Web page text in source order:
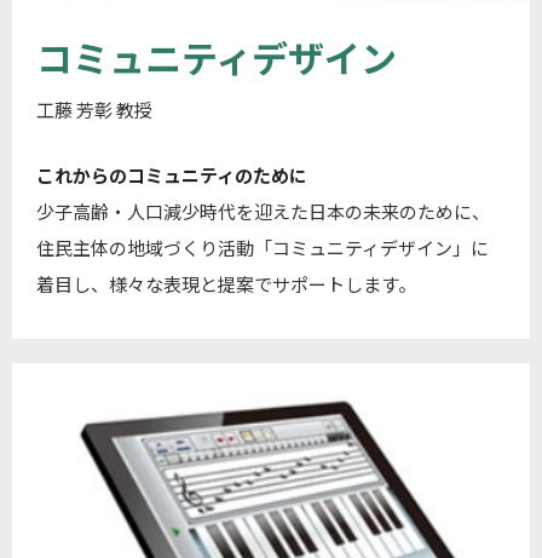
コミュニティデザイン
工藤 芳彰 教授
これからのコミュニティのために
少子高齢・人口減少時代を迎えた日本の未来のために、
住民主体の地域づくり活動「コミュニティデザイン」に
着目し、様々な表現と提案でサポートします。